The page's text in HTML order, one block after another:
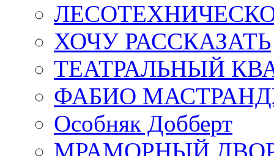
ХОЧУ РАССКАЗАТЬ
ТЕАТРАЛЬНЫЙ
ФАБИО
Особняк Добберт